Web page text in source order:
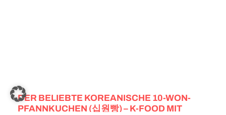
DER BELIEBTE KOREANISCHE 10-WON-
PFANNKUCHEN (십원빵) – K-FOOD MIT